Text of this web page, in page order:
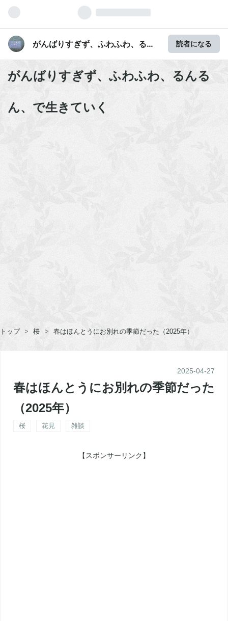
がんばりすぎず、ふわふわ、るん
るん、で生きていく
読者になる
がんばりすぎず、ふわふわ、るんる
ん、で生きていく
トップ > 桜 > 春はほんとうにお別れの季節だった（2025年）
2025-04-27
春はほんとうにお別れの季節だった
（2025年）
桜 花見 雑談
【スポンサーリンク】